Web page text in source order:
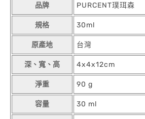
品牌 PURCENT璞珥森
規格 30ml
原產地 台灣
深、寬、高 4x4x12cm
淨重 90 g
容量 30 ml